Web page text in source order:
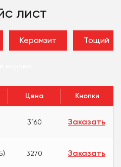
лист
Керамзит Тощий
Цена Кнопки
3160 Заказать
3270 Заказать